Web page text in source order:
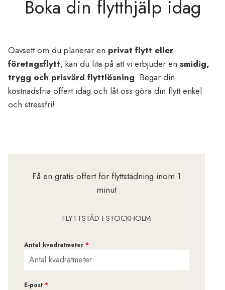
Boka din flytthjälp idag
Oavsett om du planerar en privat flytt eller
företagsflytt, kan du lita på att vi erbjuder en smidig,
trygg och prisvärd flyttlösning. Begär din
kostnadsfria offert idag och låt oss göra din flytt enkel
och stressfri!
Få en gratis offert för flyttstädning inom 1
minut
FLYTTSTÄD I STOCKHOLM
Antal kvadratmeter *
E-post *